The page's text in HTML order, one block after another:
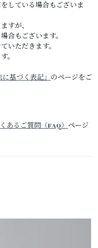
している場合もございま
すが、
合もございます。
いただきます。
。
基づく表記」のページをご
あるご質問（FAQ）ページ